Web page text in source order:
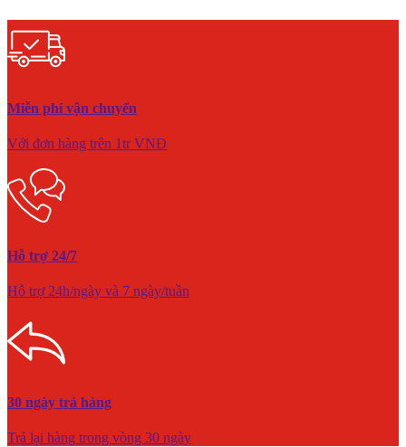
Miễn phí vận chuyển
Với đơn hàng trên 1tr VNĐ
Hỗ trợ 24/7
Hỗ trợ 24h/ngày và 7 ngày/tuần
30 ngày trả hàng
Trả lại hàng trong vòng 30 ngày